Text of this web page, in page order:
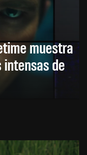
muestra
de